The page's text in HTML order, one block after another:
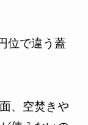
位で違う蓋
、空焚きや